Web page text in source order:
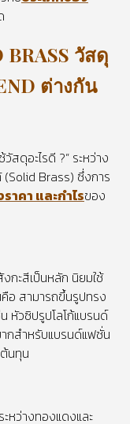
BRASS วัสดุ
ต่างกัน
สดุอะไรดี ?” ระหว่าง
Brass) ซึ่งการ
าคา และกำไรของ
กะสีเป็นหลัก นิยมใช้
อ สามารถขึ้นรูปทรง
หัวซิปรูปโลโก้แบรนด์
ากสำหรับแบรนด์แฟชั่น
นทุน
หว่างทองแดงและ